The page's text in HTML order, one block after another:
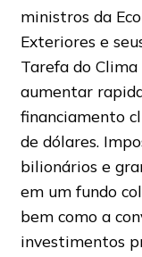
ministros da
Exteriores e
Tarefa do
aumentar
financiamento
de dólares.
bilionários e
em um fundo
bem como a
investimentos